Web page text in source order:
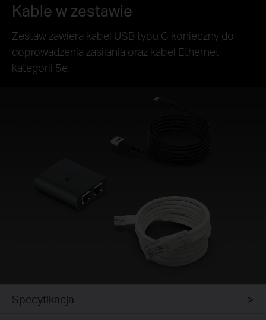
Kable w zestawie
Zestaw zawiera kabel USB typu C konieczny do
doprowadzenia zasilania oraz kabel Ethernet
kategorii 5e.
Specyfikacja